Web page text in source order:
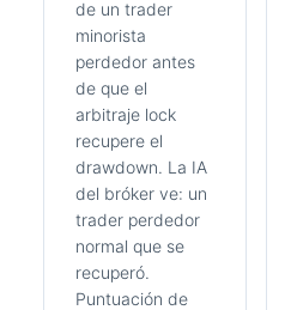
de un trader
minorista
perdedor antes
de que el
arbitraje lock
recupere el
drawdown. La IA
del bróker ve: un
trader perdedor
normal que se
recuperó.
Puntuación de